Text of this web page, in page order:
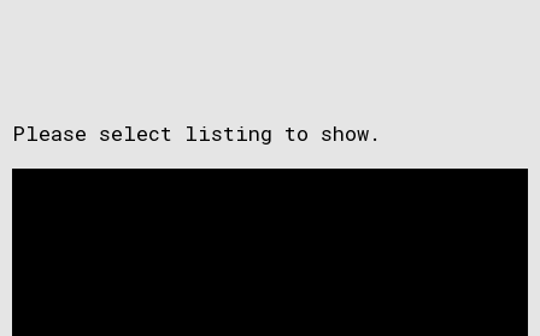
Please select listing to show.